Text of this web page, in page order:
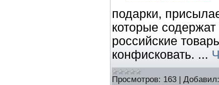
подарки,
которые
российские
конфисковать. ...
Просмотров: 163
Добавил: